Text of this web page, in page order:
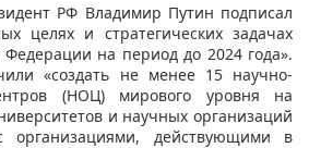
РФ Владимир Путин подписал
целях и стратегических задачах
Федерации на период до 2024 года».
«создать не менее 15 научно-
(НОЦ) мирового уровня на
и научных организаций
действующими в